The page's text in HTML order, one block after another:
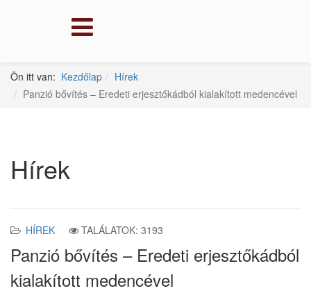
Ön itt van: Kezdőlap
Hírek
Panzió bővítés – Eredeti erjesztőkádból kialakított medencével
Hírek
HÍREK TALÁLATOK: 3193
Panzió bővítés – Eredeti erjesztőkádból
kialakított medencével